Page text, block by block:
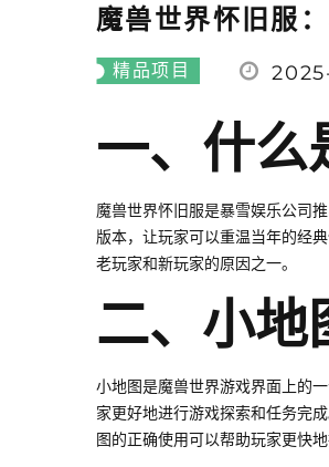
魔兽世界怀旧服
精品项目
一、什么
魔兽世界怀旧服是暴雪娱乐公司
版本，让玩家可以重温当年的经
老玩家和新玩家的原因之一。
二、小地
小地图是魔兽世界游戏界面上的
家更好地进行游戏探索和任务完
图的正确使用可以帮助玩家更快